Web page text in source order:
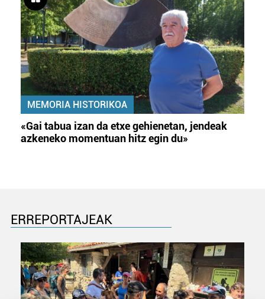
MEMORIA HISTORIKOA
«Gai tabua izan da etxe gehienetan, jendeak
azkeneko momentuan hitz egin du»
ERREPORTAJEAK